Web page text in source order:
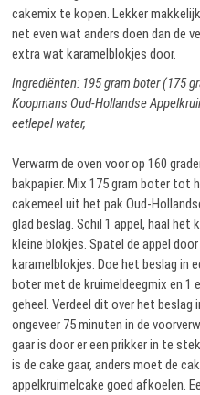
cakemix te kopen. Lekker
net even wat anders doen dan de
extra wat karamelblokjes door.
Ingrediënten: 195 gram boter (175
Koopmans Oud-Hollandse
eetlepel water,
Verwarm de oven voor op 160
bakpapier. Mix 175 gram boter tot
cakemeel uit het pak Oud-
glad beslag. Schil 1 appel, haal het
kleine blokjes. Spatel de appel
karamelblokjes. Doe het beslag in
boter met de kruimeldeegmix en
geheel. Verdeel dit over het beslag
ongeveer 75 minuten in de
gaar is door er een prikker in te
is de cake gaar, anders moet de
appelkruimelcake goed afkoelen.